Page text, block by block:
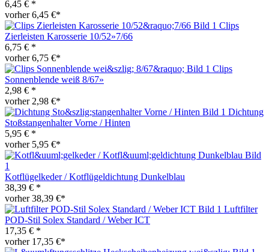
6,45 € *
vorher 6,45 €*
Clips
Zierleisten Karosserie 10/52»7/66
6,75 € *
vorher 6,75 €*
Clips
Sonnenblende weiß 8/67»
2,98 € *
vorher 2,98 €*
Dichtung
Stoßstangenhalter Vorne / Hinten
5,95 € *
vorher 5,95 €*
Kotflügelkeder / Kotflügeldichtung Dunkelblau
38,39 € *
vorher 38,39 €*
Luftfilter
POD-Stil Solex Standard / Weber ICT
17,35 € *
vorher 17,35 €*